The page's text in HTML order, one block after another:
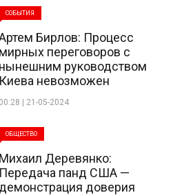
СОБЫТИЯ
Бирлов: Процесс
мирных переговоров с
нынешним руководством
Киева невозможен
00:28 | 21-05-2024
ОБЩЕСТВО
Михаил Деревянко:
Передача панд США —
демонстрация доверия